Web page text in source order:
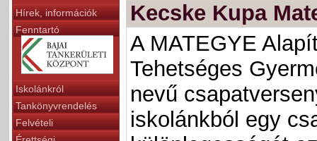
Hírek, információk
Fenntartó
Iskolánkról
Tankönyvrendelés
Felvételi
Kecske Kupa
A MATEGYE
Tehetséges
nevű
iskolánkból egy